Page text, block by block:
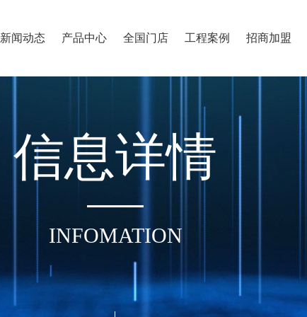
新闻动态 产品中心 全国门店 工程案例 招商加盟
信息详情
INFOMATION